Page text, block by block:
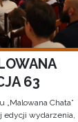
63
„Malowana Chata”
wydarzenia,